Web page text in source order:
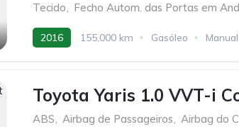
Tecido, Fecho Autom. das Portas em
2016 155,000 km Gasóleo
Toyota Yaris 1.0 VVT-i
ABS, Airbag de Passageiros, Airbag do